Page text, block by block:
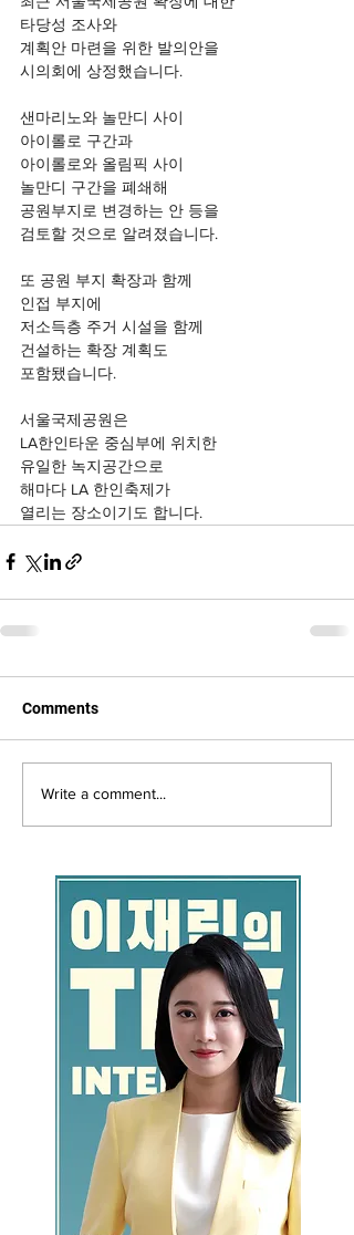
타당성 조사와
계획안 마련을 위한 발의안을
시의회에 상정했습니다.
샌마리노와 놀만디 사이
아이롤로 구간과
아이롤로와 올림픽 사이
놀만디 구간을 폐쇄해
공원부지로 변경하는 안 등을
검토할 것으로 알려졌습니다.
또 공원 부지 확장과 함께
인접 부지에
저소득층 주거 시설을 함께
건설하는 확장 계획도
포함됐습니다.
서울국제공원은
LA한인타운 중심부에 위치한
유일한 녹지공간으로
해마다 LA 한인축제가
열리는 장소이기도 합니다.
Comments
Write a comment...